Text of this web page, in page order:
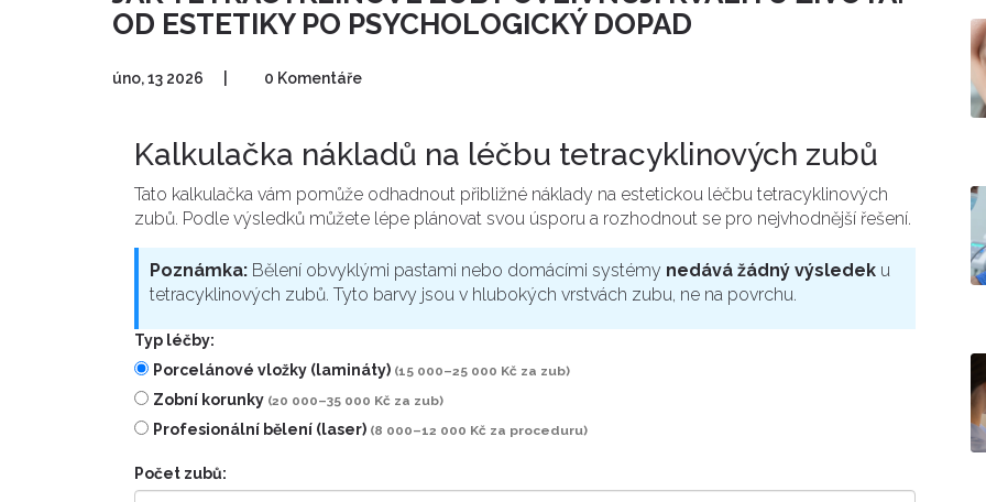
OD ESTETIKY PO PSYCHOLOGICKÝ DOPAD
úno, 13 2026 0 Komentáře
Kalkulačka nákladů na léčbu tetracyklinových zubů
Tato kalkulačka vám pomůže odhadnout přibližné náklady na estetickou léčbu tetracyklinových
zubů. Podle výsledků můžete lépe plánovat svou úsporu a rozhodnout se pro nejvhodnější řešení.
Poznámka: Bělení obvyklými pastami nebo domácími systémy nedává žádný výsledek u
tetracyklinových zubů. Tyto barvy jsou v hlubokých vrstvách zubu, ne na povrchu.
Typ léčby:
Porcelánové vložky (lamináty) (15 000–25 000 Kč za zub)
Zobní korunky (20 000–35 000 Kč za zub)
Profesionální bělení (laser) (8 000–12 000 Kč za proceduru)
Počet zubů: